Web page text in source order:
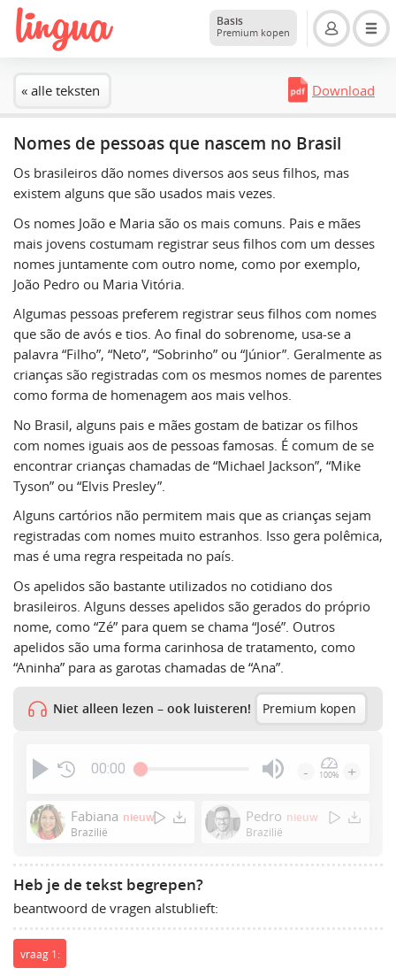
Basis
Premium kopen
« alle teksten Download
Nomes de pessoas que nascem no Brasil
Os brasileiros dão nomes diversos aos seus filhos, mas
existem alguns que são usados mais vezes.
Os nomes João e Maria são os mais comuns. Pais e mães
mais jovens costumam registrar seus filhos com um desses
nomes juntamente com outro nome, como por exemplo,
João Pedro ou Maria Vitória.
Algumas pessoas preferem registrar seus filhos com nomes
que são de avós e tios. Ao final do sobrenome, usa-se a
palavra “Filho”, “Neto”, “Sobrinho” ou “Júnior”. Geralmente as
crianças são registradas com os mesmos nomes de parentes
como forma de homenagem aos mais velhos.
No Brasil, alguns pais e mães gostam de batizar os filhos
com nomes iguais aos de pessoas famosas. É comum de se
encontrar crianças chamadas de “Michael Jackson”, “Mike
Tyson” ou “Elvis Presley”.
Alguns cartórios não permitem mais que as crianças sejam
registradas com nomes muito estranhos. Isso gera polêmica,
mas é uma regra respeitada no país.
Os apelidos são bastante utilizados no cotidiano dos
brasileiros. Alguns desses apelidos são gerados do próprio
nome, como “Zé” para quem se chama “José”. Outros
apelidos são uma forma carinhosa de tratamento, como
“Aninha” para as garotas chamadas de “Ana”.
Niet alleen lezen – ook luisteren! Premium kopen
00:00
Enter
or
- 100% +
Fabiana nieuw
Brazilië
Pedro nieuw
Brazilië
Heb je de tekst begrepen?
beantwoord de vragen alstublieft:
vraag 1: